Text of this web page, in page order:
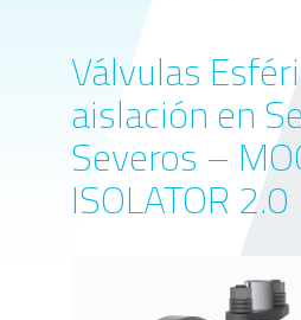
Válvulas
aislación en
Severos –
ISOLATOR 2.0